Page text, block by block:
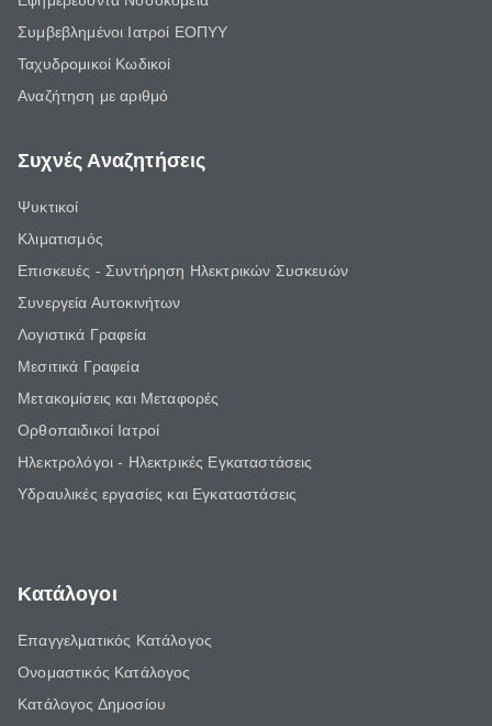
Συμβεβλημένοι Ιατροί ΕΟΠΥΥ
Ταχυδρομικοί Κωδικοί
Αναζήτηση με αριθμό
Συχνές Αναζητήσεις
Ψυκτικοί
Κλιματισμός
Επισκευές - Συντήρηση Ηλεκτρικών Συσκευών
Συνεργεία Αυτοκινήτων
Λογιστικά Γραφεία
Μεσιτικά Γραφεία
Μετακομίσεις και Μεταφορές
Ορθοπαιδικοί Ιατροί
Ηλεκτρολόγοι - Ηλεκτρικές Εγκαταστάσεις
Υδραυλικές εργασίες και Εγκαταστάσεις
Κατάλογοι
Επαγγελματικός Κατάλογος
Ονομαστικός Κατάλογος
Κατάλογος Δημοσίου